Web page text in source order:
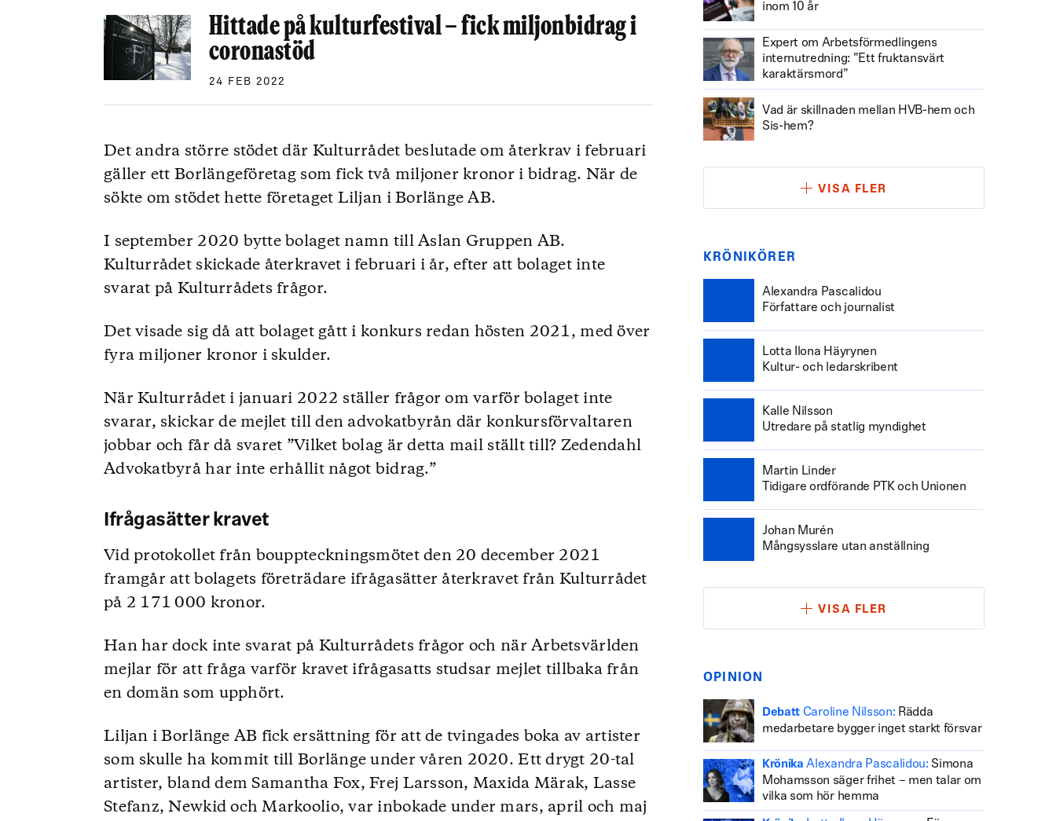
Hittade på kulturfestival – fick miljonbidrag i
coronastöd
24 FEB 2022
Det andra större stödet där Kulturrådet beslutade om återkrav i februari
gäller ett Borlängeföretag som fick två miljoner kronor i bidrag. När de
sökte om stödet hette företaget Liljan i Borlänge AB.
I september 2020 bytte bolaget namn till Aslan Gruppen AB.
Kulturrådet skickade återkravet i februari i år, efter att bolaget inte
svarat på Kulturrådets frågor.
Det visade sig då att bolaget gått i konkurs redan hösten 2021, med över
fyra miljoner kronor i skulder.
När Kulturrådet i januari 2022 ställer frågor om varför bolaget inte
svarar, skickar de mejlet till den advokatbyrån där konkursförvaltaren
jobbar och får då svaret ”Vilket bolag är detta mail ställt till? Zedendahl
Advokatbyrå har inte erhållit något bidrag.”
Ifrågasätter kravet
Vid protokollet från bouppteckningsmötet den 20 december 2021
framgår att bolagets företrädare ifrågasätter återkravet från Kulturrådet
på 2 171 000 kronor.
Han har dock inte svarat på Kulturrådets frågor och när Arbetsvärlden
mejlar för att fråga varför kravet ifrågasatts studsar mejlet tillbaka från
en domän som upphört.
Liljan i Borlänge AB fick ersättning för att de tvingades boka av artister
som skulle ha kommit till Borlänge under våren 2020. Ett drygt 20-tal
artister, bland dem Samantha Fox, Frej Larsson, Maxida Märak, Lasse
Stefanz, Newkid och Markoolio, var inbokade under mars, april och maj
inom 10 år
Expert om Arbetsförmedlingens
internutredning: ”Ett fruktansvärt
karaktärsmord”
Vad är skillnaden mellan HVB-hem och
Sis-hem?
VISA FLER
KRÖNIKÖRER
Alexandra Pascalidou
Författare och journalist
Lotta Ilona Häyrynen
Kultur- och ledarskribent
Kalle Nilsson
Utredare på statlig myndighet
Martin Linder
Tidigare ordförande PTK och Unionen
Johan Murén
Mångsysslare utan anställning
VISA FLER
OPINION
Debatt Caroline Nilsson: Rädda
medarbetare bygger inget starkt försvar
Krönika Alexandra Pascalidou: Simona
Mohamsson säger frihet – men talar om
vilka som hör hemma